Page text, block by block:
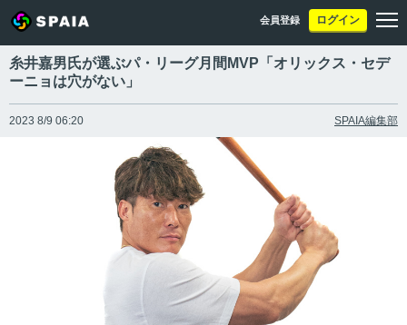
会員登録 ログイン
糸井嘉男氏が選ぶパ・リーグ月間MVP「オリックス・セデ
ーニョは穴がない」
2023 8/9 06:20 SPAIA編集部